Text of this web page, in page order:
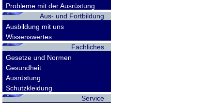
Probleme mit der Ausrüstung
Aus- und Fortbildung
Ausbildung mit uns
Wissenswertes
Fachliches
Gesetze und Normen
Gesundheit
Ausrüstung
Schutzkleidung
Service